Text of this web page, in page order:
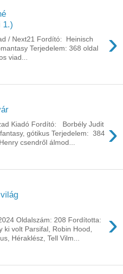
1.)
›
/ Next21 Fordító: Heinisch
Terjedelem: 368 oldal
viad...
›
Kiadó Fordító: Borbély Judit
gótikus Terjedelem: 384
csendről álmod...
›
Oldalszám: 208 Fordította:
ki volt Parsifal, Robin Hood,
Héraklész, Tell Vilm...